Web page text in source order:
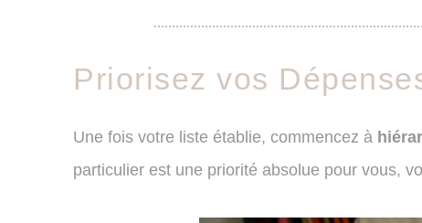
Priorisez vos
Une fois votre liste établie, commencez à
particulier est une priorité absolue pour vous,